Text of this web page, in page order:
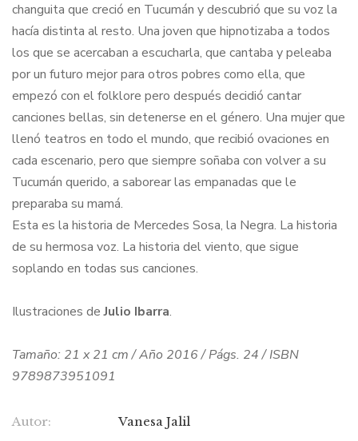
changuita que creció en Tucumán y descubrió que su voz la
hacía distinta al resto. Una joven que hipnotizaba a todos
los que se acercaban a escucharla, que cantaba y peleaba
por un futuro mejor para otros pobres como ella, que
empezó con el folklore pero después decidió cantar
canciones bellas, sin detenerse en el género. Una mujer que
llenó teatros en todo el mundo, que recibió ovaciones en
cada escenario, pero que siempre soñaba con volver a su
Tucumán querido, a saborear las empanadas que le
preparaba su mamá.
Esta es la historia de Mercedes Sosa, la Negra. La historia
de su hermosa voz. La historia del viento, que sigue
soplando en todas sus canciones.
Ilustraciones deJulio Ibarra.
Tamaño: 21 x 21 cm / Año 2016 / Págs. 24 / ISBN
9789873951091
Autor: Vanesa Jalil